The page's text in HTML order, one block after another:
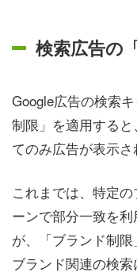
検索広告の
Google広告の検索
制限」を適用する
てのみ広告が表示さ
これまでは、特定
ーンで部分一致を
が、「ブランド制
ブランド関連の検